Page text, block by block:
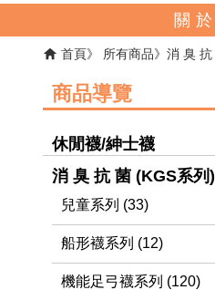
關
首頁 所有商品 消 臭
商品導覽
休閒襪/紳士襪
消 臭 抗 菌 (KGS系列)
兒童系列 (33)
船形襪系列 (12)
機能足弓襪系列 (120)